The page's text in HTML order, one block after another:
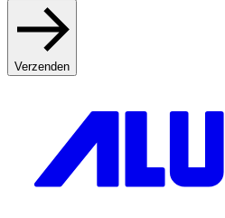
Verzenden